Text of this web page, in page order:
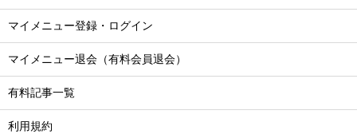
マイメニュー登録・ログイン
マイメニュー退会（有料会員退会）
有料記事一覧
利用規約